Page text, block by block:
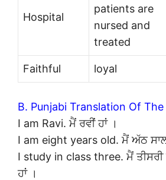
Hospital
patients are
nursed and
treated
Faithful loyal
B. Punjabi Translation Of The
I am Ravi. ਮੈਂ ਰਵੀਂ ਹਾਂ ।
I am eight years old. ਮੈਂ ਅੱਠ ਸਾਲ
I study in class three. ਮੈਂ
ਹਾਂ ।